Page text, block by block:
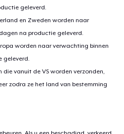
geleverd.
en Zweden worden naar
na productie geleverd.
worden naar verwachting binnen
geleverd.
vanuit de VS worden verzonden,
zodra ze het land van bestemming